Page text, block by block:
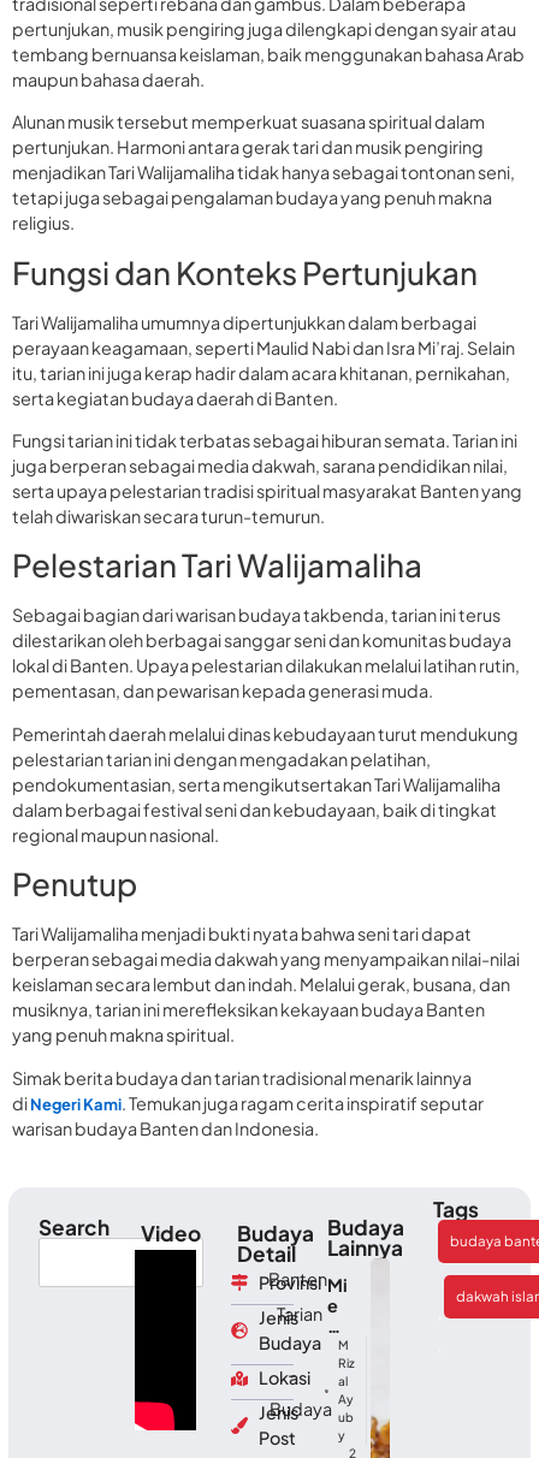
pertunjukan, musik pengiring juga dilengkapi dengan syair atau
tembang bernuansa keislaman, baik menggunakan bahasa Arab
maupun bahasa daerah.
Alunan musik tersebut memperkuat suasana spiritual dalam
pertunjukan. Harmoni antara gerak tari dan musik pengiring
menjadikan Tari Walijamaliha tidak hanya sebagai tontonan seni,
tetapi juga sebagai pengalaman budaya yang penuh makna
religius.
Fungsi dan Konteks Pertunjukan
Tari Walijamaliha umumnya dipertunjukkan dalam berbagai
perayaan keagamaan, seperti Maulid Nabi dan Isra Mi’raj. Selain
itu, tarian ini juga kerap hadir dalam acara khitanan, pernikahan,
serta kegiatan budaya daerah di Banten.
Fungsi tarian ini tidak terbatas sebagai hiburan semata. Tarian ini
juga berperan sebagai media dakwah, sarana pendidikan nilai,
serta upaya pelestarian tradisi spiritual masyarakat Banten yang
telah diwariskan secara turun-temurun.
Pelestarian Tari Walijamaliha
Sebagai bagian dari warisan budaya takbenda, tarian ini terus
dilestarikan oleh berbagai sanggar seni dan komunitas budaya
lokal di Banten. Upaya pelestarian dilakukan melalui latihan rutin,
pementasan, dan pewarisan kepada generasi muda.
Pemerintah daerah melalui dinas kebudayaan turut mendukung
pelestarian tarian ini dengan mengadakan pelatihan,
pendokumentasian, serta mengikutsertakan Tari Walijamaliha
dalam berbagai festival seni dan kebudayaan, baik di tingkat
regional maupun nasional.
Penutup
Tari Walijamaliha menjadi bukti nyata bahwa seni tari dapat
berperan sebagai media dakwah yang menyampaikan nilai-nilai
keislaman secara lembut dan indah. Melalui gerak, busana, dan
musiknya, tarian ini merefleksikan kekayaan budaya Banten
yang penuh makna spiritual.
Simak berita budaya dan tarian tradisional menarik lainnya
diNegeri Kami . Temukan juga ragam cerita inspiratif seputar
warisan budaya Banten dan Indonesia.
Search Video Budaya
Detail
Provinsi
Banten
Jenis
Budaya
Tarian
Lokasi
-
Jenis
Post
Budaya
Budaya
Lainnya
Mi
e
Kh
as
Ac
eh
:
Cit
M
Riz
al
Ay
ub
y
2
Tags
budaya
,
dakwah